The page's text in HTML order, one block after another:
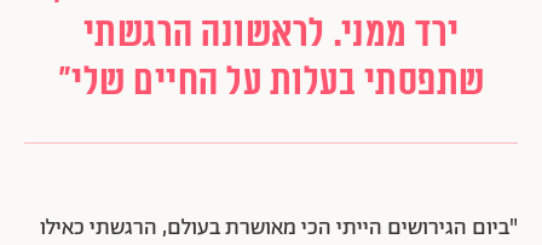
ירד ממני. לראשונה הרגשתי
שתפסתי בעלות על החיים שלי"
"ביום הגירושים הייתי הכי מאושרת בעולם, הרגשתי כאילו